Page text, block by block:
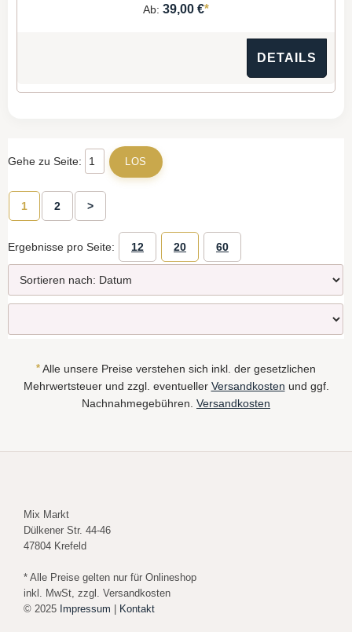
Ab: 39,00 €*
DETAILS
Gehe zu Seite:
1 2 >
Ergebnisse pro Seite: 12 20 60
* Alle unsere Preise verstehen sich inkl. der gesetzlichen
Mehrwertsteuer und zzgl. eventueller Versandkosten und ggf.
Nachnahmegebühren. Versandkosten
Mix Markt
Dülkener Str. 44-46
47804 Krefeld
* Alle Preise gelten nur für Onlineshop
inkl. MwSt, zzgl. Versandkosten
© 2025 Impressum | Kontakt